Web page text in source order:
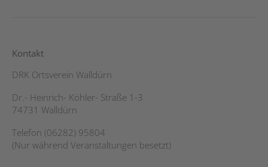
Kontakt
DRK Ortsverein Walldürn
Dr.- Heinrich- Köhler- Straße 1-3
74731 Walldürn
Telefon (06282) 95804
(Nur während Veranstaltungen besetzt)